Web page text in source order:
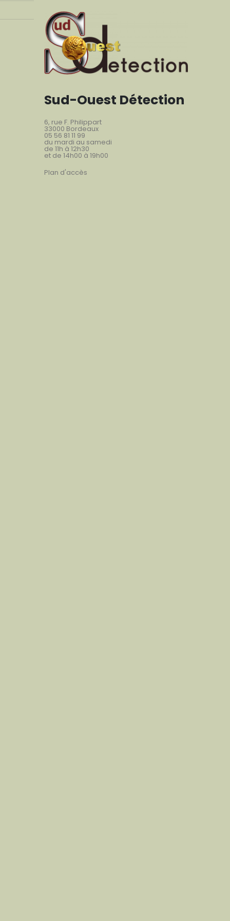
Sud-Ouest Détection
6, rue F. Philippart
33000 Bordeaux
05 56 81 11 99
du mardi au samedi
de 11h à 12h30
et de 14h00 à 19h00
Plan d'accès